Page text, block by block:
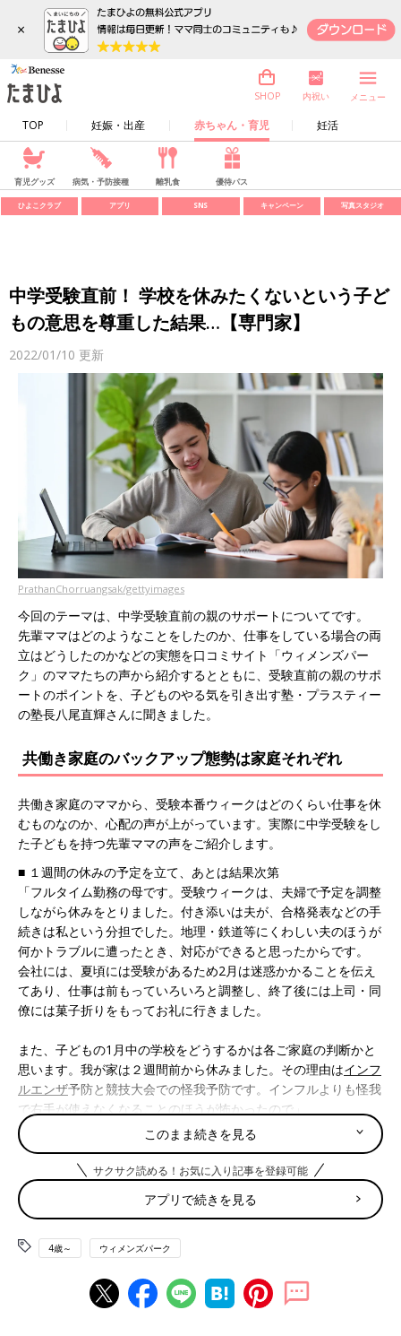
×
TOP 妊娠・出産 赤ちゃん・育児 妊活
SHOP 内祝い メニュー
育児グッズ 病気・予防接種 離乳食 優待パス
ひよこクラブ アプリ SNS キャンペーン 写真スタジオ
中学受験直前！ 学校を休みたくないという子ど
もの意思を尊重した結果…【専門家】
2022/01/10 更新
PrathanChorruangsak/gettyimages
今回のテーマは、中学受験直前の親のサポートについてです。
先輩ママはどのようなことをしたのか、仕事をしている場合の両
立はどうしたのかなどの実態を口コミサイト「ウィメンズパー
ク」のママたちの声から紹介するとともに、受験直前の親のサポ
ートのポイントを、子どものやる気を引き出す塾・プラスティー
の塾長八尾直輝さんに聞きました。
共働き家庭のバックアップ態勢は家庭それぞれ
共働き家庭のママから、受験本番ウィークはどのくらい仕事を休
むものなのか、心配の声が上がっています。実際に中学受験をし
た子どもを持つ先輩ママの声をご紹介します。
■ １週間の休みの予定を立て、あとは結果次第
「フルタイム勤務の母です。受験ウィークは、夫婦で予定を調整
しながら休みをとりました。付き添いは夫が、合格発表などの手
続きは私という分担でした。地理・鉄道等にくわしい夫のほうが
何かトラブルに遭ったとき、対応ができると思ったからです。
会社には、夏頃には受験があるため2月は迷惑かかることを伝え
てあり、仕事は前もっていろいろと調整し、終了後には上司・同
僚には菓子折りをもってお礼に行きました。
また、子どもの1月中の学校をどうするかは各ご家庭の判断かと
思います。我が家は２週間前から休みました。その理由はインフ
ルエンザ予防と競技大会での怪我予防です。インフルよりも怪我
で右手が使えなくなることのほうが怖かったので」
■ 夫単身赴任中のため、1.5日休んで１人で乗り切りました！
「フルタイム正社員で働いています。当時、夫は海外赴任中だっ
たため、1人で乗り切りました。
1日目は本命だったので、1日休みました（午前と午後の2校受
りは子ども1人で帰らせました（私はそのまま、1日目の合否を見
送り、私はそのまま遅刻で出勤。そのため、休んだのは1.5日で
このまま続きを見る
サクサク読める！お気に入り記事を登録可能
アプリで続きを見る
4歳～ ウィメンズパーク